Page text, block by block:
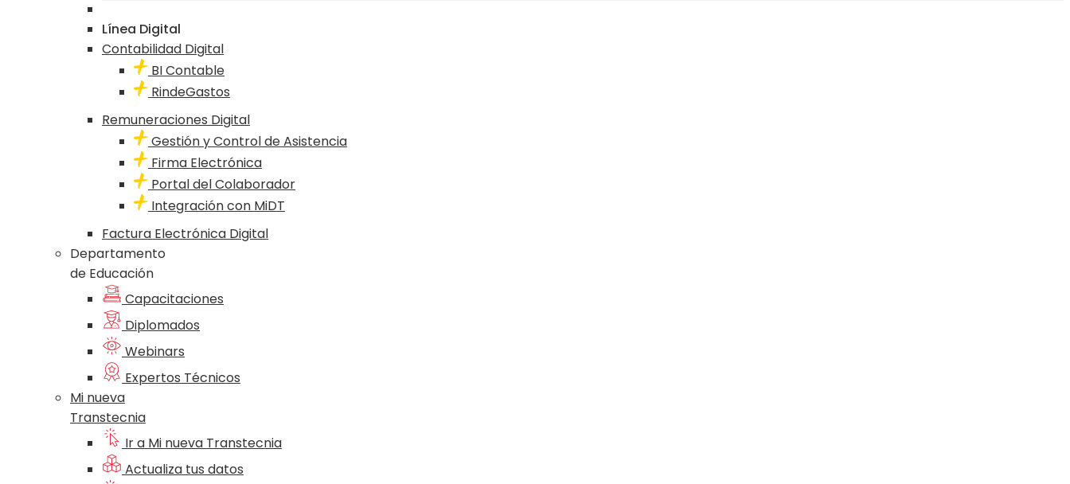
Línea Digital
Contabilidad Digital
BI Contable
RindeGastos
Remuneraciones Digital
Gestión y Control de Asistencia
Firma Electrónica
Portal del Colaborador
Integración con MiDT
Factura Electrónica Digital
Departamento
de Educación
Capacitaciones
Diplomados
Webinars
Expertos Técnicos
Mi nueva
Transtecnia
Ir a Mi nueva Transtecnia
Actualiza tus datos